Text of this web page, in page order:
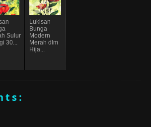
Sulur
30...
Lukisan
Bunga
Modern
Merah dlm
Hija...